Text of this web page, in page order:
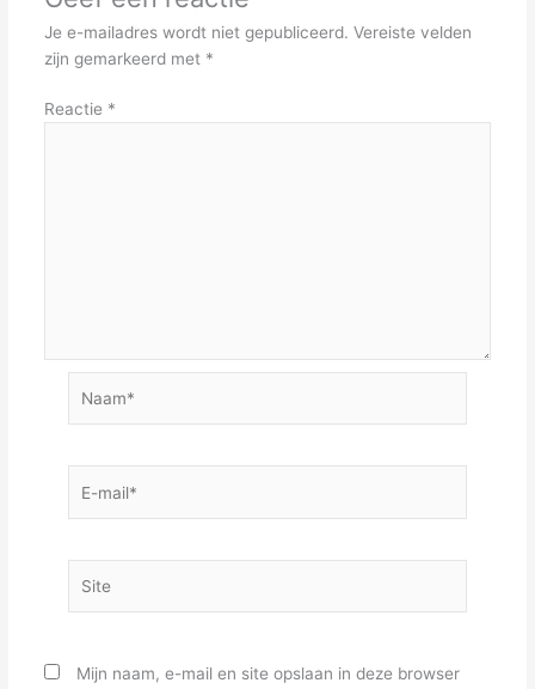
Je e-mailadres wordt niet gepubliceerd. Vereiste velden
zijn gemarkeerd met *
Reactie *
mail*
Mijn naam, e-mail en site opslaan in deze browser